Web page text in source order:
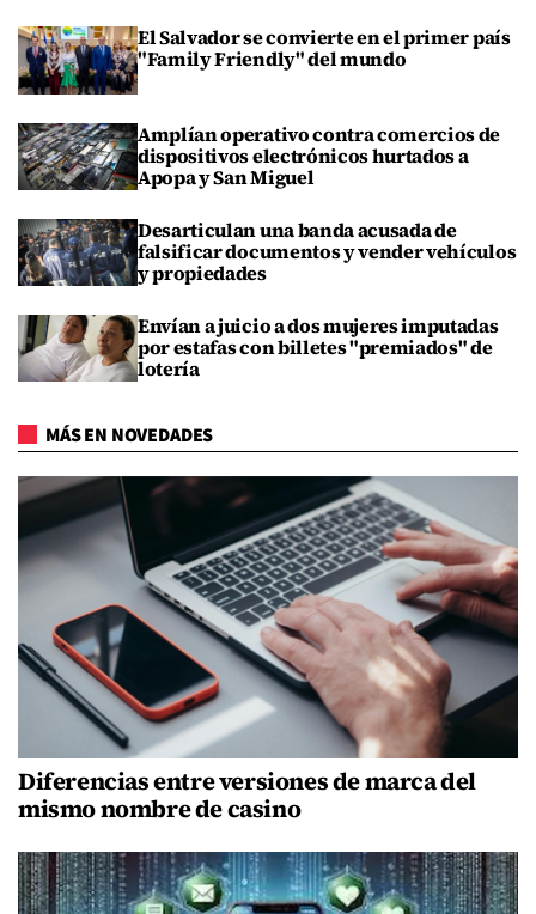
El Salvador se convierte en el primer país
"Family Friendly" del mundo
Amplían operativo contra comercios de
dispositivos electrónicos hurtados a
Apopa y San Miguel
Desarticulan una banda acusada de
falsificar documentos y vender vehículos
y propiedades
Envían a juicio a dos mujeres imputadas
por estafas con billetes "premiados" de
lotería
MÁS EN NOVEDADES
Diferencias entre versiones de marca del
mismo nombre de casino